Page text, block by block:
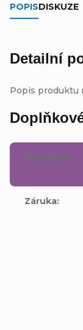
POPISDISKUZE
Detailní
Popis produktu
Kategorie:
Záruka: